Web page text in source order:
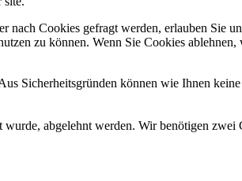
Cookies gefragt werden, erlauben Sie
zu können. Wenn Sie Cookies
Sicherheitsgründen können wie Ihnen
abgelehnt werden. Wir benötigen zwei